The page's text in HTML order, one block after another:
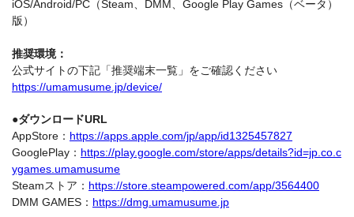
iOS/Android/PC（Steam、DMM、Google Play Games（ベータ）
版）
推奨環境：
公式サイトの下記「推奨端末一覧」をご確認ください
https://umamusume.jp/device/
●ダウンロードURL
AppStore： https://apps.apple.com/jp/app/id1325457827
GooglePlay： https://play.google.com/store/apps/details?id=jp.co.c
ygames.umamusume
Steamストア： https://store.steampowered.com/app/3564400
DMM GAMES： https://dmg.umamusume.jp